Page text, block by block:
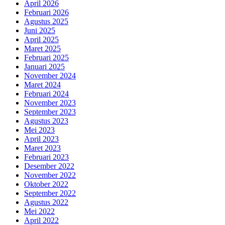
April 2026
Februari 2026
Agustus 2025
Juni 2025
April 2025
Maret 2025
Februari 2025
Januari 2025
November 2024
Maret 2024
Februari 2024
November 2023
September 2023
Agustus 2023
Mei 2023
April 2023
Maret 2023
Februari 2023
Desember 2022
November 2022
Oktober 2022
September 2022
Agustus 2022
Mei 2022
April 2022